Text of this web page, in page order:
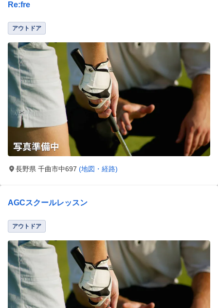
Re:fre
アウトドア
長野県 千曲市中697 (地図・経路)
AGCスクールレッスン
アウトドア